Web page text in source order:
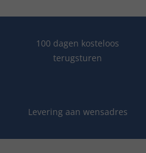
100 dagen kosteloos
terugsturen
Levering aan wensadres